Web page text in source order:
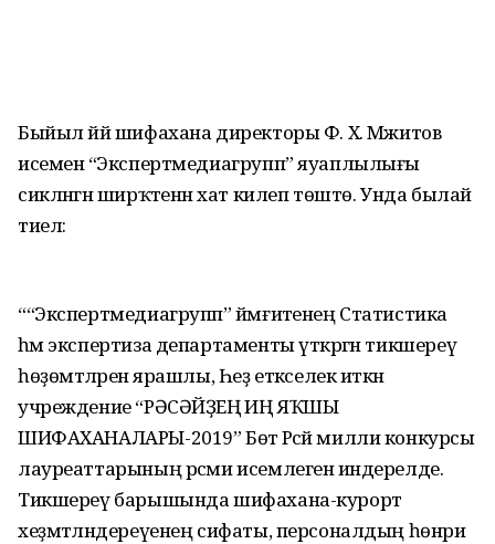
Быйыл йәй шифахана директоры Ф. Х. Мәжитов
исеменә “Экспертмедиагрупп” яуаплылығы
сикләнгән ширҡәтенән хат килеп төштө. Унда былай
тиелә:
““Экспертмедиагрупп” йәмғиәте­нең Статистика
һәм экспертиза департаменты үткәргән тикшереү
һөҙөмтәләренә ярашлы, Һеҙ етәк­селек иткән
учреждение “РӘСӘЙҘЕҢ ИҢ ЯҠШЫ
ШИФАХАНАЛАРЫ-2019” Бөтә Рәсәй милли конкурсы
лауре­ат­тарының рәсми исемлегенә индерелде.
Тикшереү барышында шифахана-курорт
хеҙмәтләндереүенең сифаты, персоналдың һөнәри